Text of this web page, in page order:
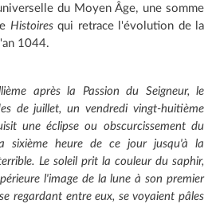
du Moyen Âge, une somme
Histoiresqui retrace l'évolution de la
1044.
après la Passion du Seigneur, le
de juillet, un vendredi vingt-huitième
une éclipse ou obscurcissement du
sixième heure de ce jour jusqu'à la
Le soleil prit la couleur du saphir,
l'image de la lune à son premier
regardant entre eux, se voyaient pâles